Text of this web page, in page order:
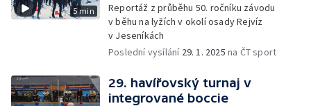
5 min
Reportáž z průběhu 50. ročníku závodu
v běhu na lyžích v okolí osady Rejvíz
v Jeseníkách
Poslední vysílání 29. 1. 2025 na ČT sport
29. havířovský turnaj v
integrované boccie